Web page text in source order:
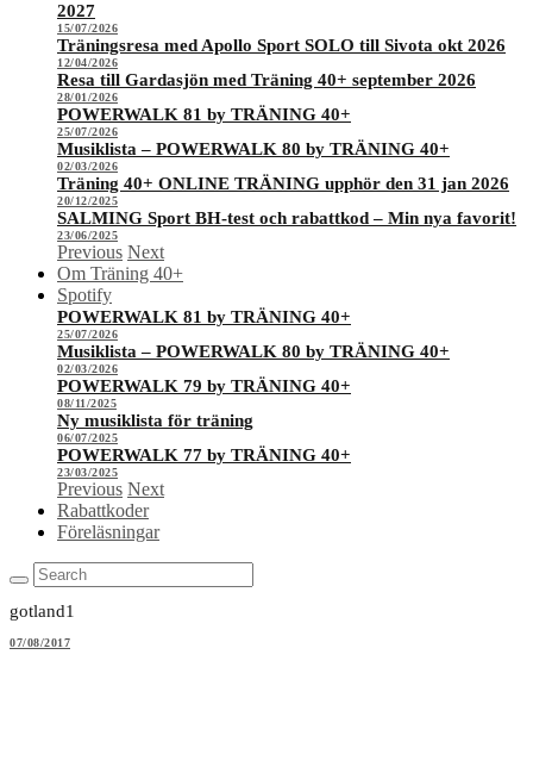
2027
15/07/2026
Träningsresa med Apollo Sport SOLO till Sivota okt 2026
12/04/2026
Resa till Gardasjön med Träning 40+ september 2026
28/01/2026
POWERWALK 81 by TRÄNING 40+
25/07/2026
Musiklista – POWERWALK 80 by TRÄNING 40+
02/03/2026
Träning 40+ ONLINE TRÄNING upphör den 31 jan 2026
20/12/2025
SALMING Sport BH-test och rabattkod – Min nya favorit!
23/06/2025
Previous Next
Om Träning 40+
Spotify
POWERWALK 81 by TRÄNING 40+
25/07/2026
Musiklista – POWERWALK 80 by TRÄNING 40+
02/03/2026
POWERWALK 79 by TRÄNING 40+
08/11/2025
Ny musiklista för träning
06/07/2025
POWERWALK 77 by TRÄNING 40+
23/03/2025
Previous Next
Rabattkoder
Föreläsningar
gotland1
07/08/2017